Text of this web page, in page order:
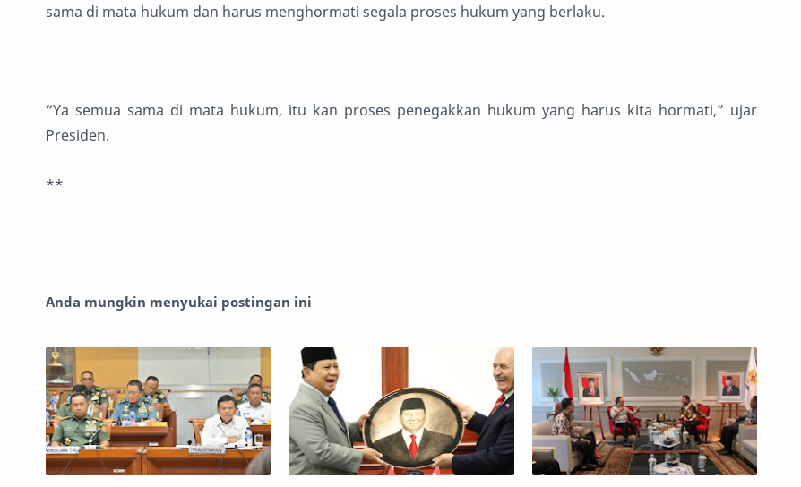
sama di mata hukum dan harus menghormati segala proses hukum yang berlaku.
“Ya semua sama di mata hukum, itu kan proses penegakkan hukum yang harus kita hormati,” ujar
Presiden.
**
Anda mungkin menyukai postingan ini